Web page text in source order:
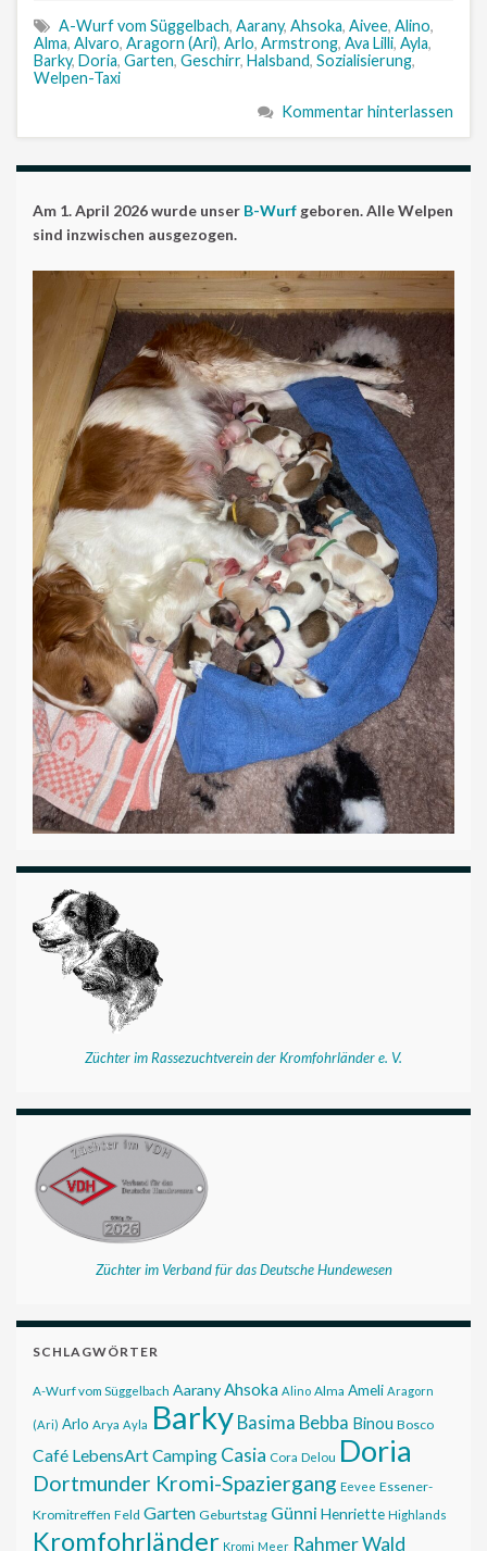
A-Wurf vom Süggelbach, Aarany, Ahsoka, Aivee, Alino,
Alma, Alvaro, Aragorn (Ari), Arlo, Armstrong, Ava Lilli, Ayla,
Barky, Doria, Garten, Geschirr, Halsband, Sozialisierung,
Welpen-Taxi
Kommentar hinterlassen
Am 1. April 2026 wurde unser B-Wurfgeboren. Alle Welpen
sind inzwischen ausgezogen.
Züchter im Rassezuchtverein der Kromfohrländer e. V.
Züchter im Verband für das Deutsche Hundewesen
SCHLAGWÖRTER
A-Wurf vom Süggelbach AaranyAhsoka Alino Alma Ameli Aragorn
(Ari) Arlo Arya Ayla BarkyBasima Bebba Binou Bosco
Café LebensArtCamping Casia Cora Delou Doria
Dortmunder Kromi-Spaziergang Eevee Essener-
Kromitreffen Feld Garten Geburtstag Günni Henriette Highlands
Kromfohrländer Kromi Meer Rahmer Wald